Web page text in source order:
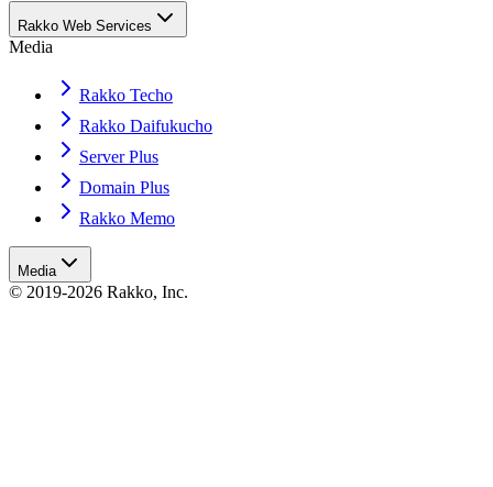
Rakko Web Services
Media
Rakko Techo
Rakko Daifukucho
Server Plus
Domain Plus
Rakko Memo
Media
© 2019-2026 Rakko, Inc.